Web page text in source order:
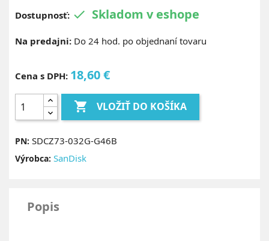
Dostupnosť:  Skladom v eshope
Na predajni: Do 24 hod. po objednaní tovaru
Cena s DPH: 18,60 €
 VLOŽIŤ DO KOŠÍKA
PN: SDCZ73-032G-G46B
Výrobca: SanDisk
Popis